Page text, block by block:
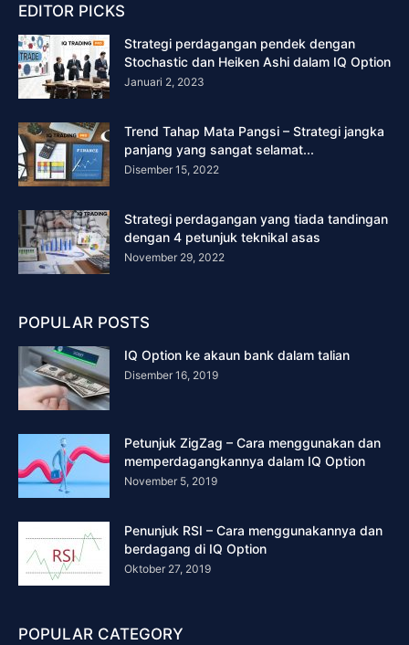
EDITOR PICKS
Strategi perdagangan pendek dengan
Stochastic dan Heiken Ashi dalam IQ Option
Januari 2, 2023
Trend Tahap Mata Pangsi – Strategi jangka
panjang yang sangat selamat...
Disember 15, 2022
Strategi perdagangan yang tiada tandingan
dengan 4 petunjuk teknikal asas
November 29, 2022
POPULAR POSTS
IQ Option ke akaun bank dalam talian
Disember 16, 2019
Petunjuk ZigZag – Cara menggunakan dan
memperdagangkannya dalam IQ Option
November 5, 2019
Penunjuk RSI – Cara menggunakannya dan
berdagang di IQ Option
Oktober 27, 2019
POPULAR CATEGORY